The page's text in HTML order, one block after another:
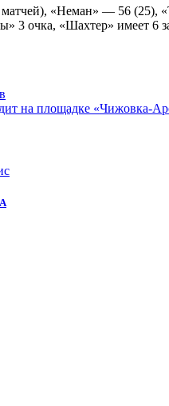
«Неман» — 56
3 очка, «Шахтер» имеет
на площадке «Чижовка-